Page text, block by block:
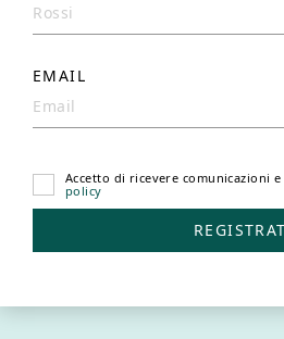
EMAIL
Accetto di ricevere comunicazioni
policy